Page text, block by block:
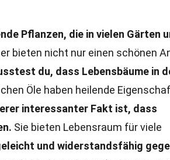
Pflanzen, die in vielen Gärten
bieten nicht nur einen schönen
du, dass Lebensbäume in
Öle haben heilende
interessanter Fakt ist, dass
Sie bieten Lebensraum für viele
und widerstandsfähig